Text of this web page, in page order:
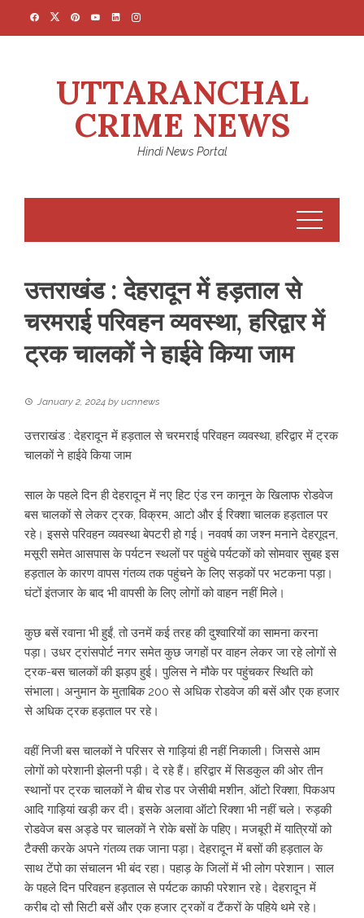
UTTARANCHAL
CRIME NEWS
Hindi News Portal
उत्तराखंड : देहरादून में हड़ताल से
चरमराई परिवहन व्यवस्था, हरिद्वार में
ट्रक चालकों ने हाईवे किया जाम
January 2, 2024 by ucnnews
उत्तराखंड : देहरादून में हड़ताल से चरमराई परिवहन व्यवस्था, हरिद्वार में ट्रक
चालकों ने हाईवे किया जाम
साल के पहले दिन ही देहरादून में नए हिट एंड रन कानून के खिलाफ रोडवेज
बस चालकों से लेकर ट्रक, विक्रम, आटो और ई रिक्शा चालक हड़ताल पर
रहे। इससे परिवहन व्यवस्था बेपटरी हो गई। नववर्ष का जश्न मनाने देहराूदन,
मसूरी समेत आसपास के पर्यटन स्थलों पर पहुंचे पर्यटकों को सोमवार सुबह इस
हड़ताल के कारण वापस गंतव्य तक पहुंचने के लिए सड़कों पर भटकना पड़ा।
घंटों इंतजार के बाद भी वापसी के लिए लोगों को वाहन नहीं मिले।
कुछ बसें रवाना भी हुईं, तो उनमें कई तरह की दुश्वारियों का सामना करना
पड़ा। उधर ट्रांसपोर्ट नगर समेत कुछ जगहों पर वाहन लेकर जा रहे लोगों से
ट्रक-बस चालकों की झड़प हुई। पुलिस ने मौके पर पहुंचकर स्थिति को
संभाला। अनुमान के मुताबिक 200 से अधिक रोडवेज की बसें और एक हजार
से अधिक ट्रक हड़ताल पर रहे।
वहीं निजी बस चालकों ने परिसर से गाड़ियां ही नहीं निकाली। जिससे आम
लोगों को परेशानी झेलनी पड़ी। दे रहे हैं। हरिद्वार में सिडकुल की ओर तीन
स्थानों पर ट्रक चालकों ने बीच रोड पर जेसीबी मशीन, ऑटो रिक्शा, पिकअप
आदि गाड़ियां खड़ी कर दी। इसके अलावा ऑटो रिक्शा भी नहीं चले। रुड़की
रोडवेज बस अड्डे पर चालकों ने रोके बसों के पहिए। मजबूरी में यात्रियों को
टैक्सी करके अपने गंतव्य तक जाना पड़ा। देहरादून में बसों की हड़ताल के
साथ टेंपो का संचालन भी बंद रहा। पहाड़ के जिलों में भी लोग परेशान। साल
के पहले दिन परिवहन हड़ताल से पर्यटक काफी परेशान रहे। देहरादून में
करीब दो सौ सिटी बसें और एक हजार ट्रकों व टैंकरों के पहिये थमे रहे।